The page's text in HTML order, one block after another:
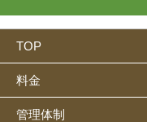
TOP
料金
管理体制